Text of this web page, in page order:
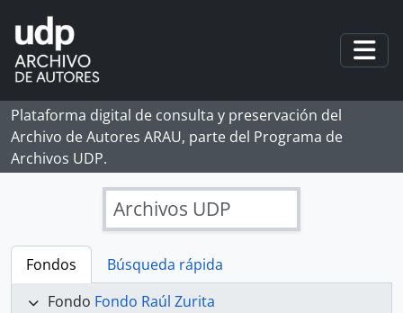
Skip to main content
Plataforma digital de consulta y preservación del
Archivo de Autores ARAU, parte del Programa de
Archivos UDP.
Archivos UDP
Fondos
Búsqueda rápida
Fondo Fondo Raúl Zurita